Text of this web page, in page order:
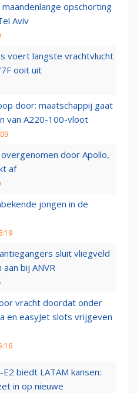
opschorting
Aviv
voert langste vrachtvlucht
ooit uit
door: maatschappij gaat
van A220-100-vloot
door Apollo,
af
jongen in de
sluit vliegveld
bij ANVR
vracht doordat onder
en easyJet slots vrijgeven
biedt LATAM kansen:
in op nieuwe